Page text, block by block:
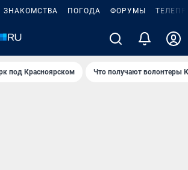
ЗНАКОМСТВА ПОГОДА ФОРУМЫ
под Крaсноярском Что получают волонтеры